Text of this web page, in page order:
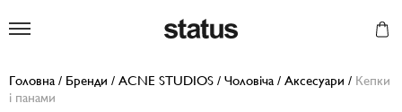
Головна / Бренди / ACNE STUDIOS / Чоловіча / Аксесуари / Кепки
і панами